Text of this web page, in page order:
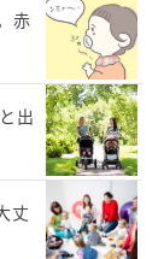
赤
出
丈